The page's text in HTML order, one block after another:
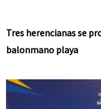
Tres herencianas se
balonmano playa